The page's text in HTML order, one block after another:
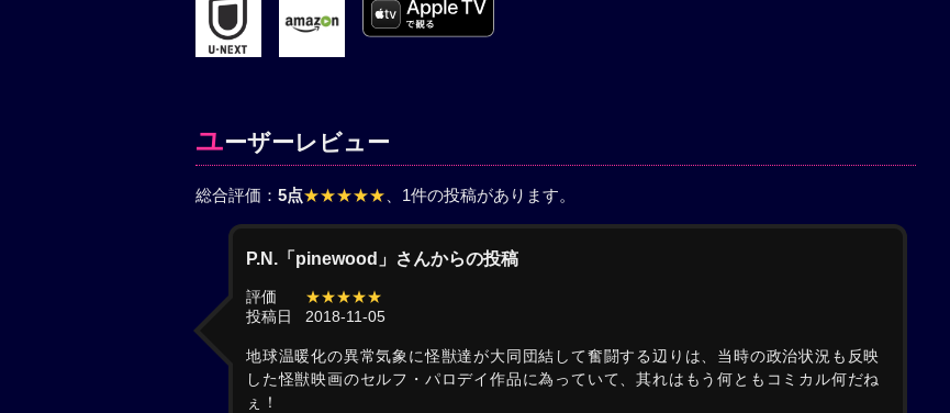
ユーザーレビュー
総合評価： 5点★★★★★ 、1件の投稿があります。
P.N.「pinewood」さんからの投稿
評価
★★★★★
投稿日
2018-11-05
地球温暖化の異常気象に怪獣達が大同団結して奮闘する辺りは、当時の政治状況も反映
した怪獣映画のセルフ・パロデイ作品に為っていて、其れはもう何ともコミカル何だね
ぇ！